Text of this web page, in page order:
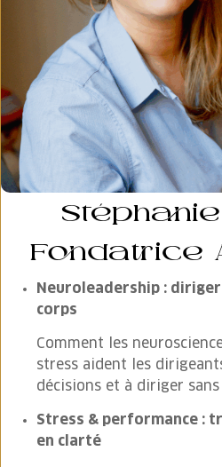
Fondatrice
Neuroleadership :
corps
Comment les
stress aident les
décisions et à diriger sans
Stress & performance :
en clarté